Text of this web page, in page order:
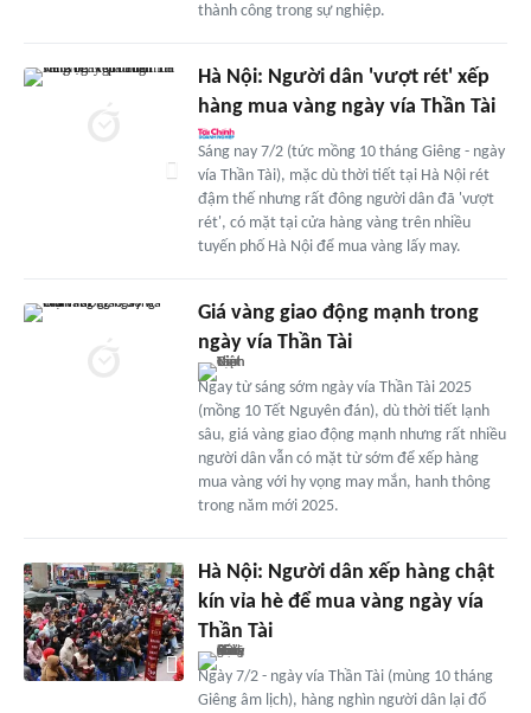
thành công trong sự nghiệp.
Hà Nội: Người dân 'vượt rét' xếp
hàng mua vàng ngày vía Thần Tài
Sáng nay 7/2 (tức mồng 10 tháng Giêng - ngày
vía Thần Tài), mặc dù thời tiết tại Hà Nội rét
đậm thế nhưng rất đông người dân đã 'vượt
rét', có mặt tại cửa hàng vàng trên nhiều
tuyến phố Hà Nội để mua vàng lấy may.
Giá vàng giao động mạnh trong
ngày vía Thần Tài
Ngay từ sáng sớm ngày vía Thần Tài 2025
(mồng 10 Tết Nguyên đán), dù thời tiết lạnh
sâu, giá vàng giao động mạnh nhưng rất nhiều
người dân vẫn có mặt từ sớm để xếp hàng
mua vàng với hy vọng may mắn, hanh thông
trong năm mới 2025.
Hà Nội: Người dân xếp hàng chật
kín vỉa hè để mua vàng ngày vía
Thần Tài
Ngày 7/2 - ngày vía Thần Tài (mùng 10 tháng
Giêng âm lịch), hàng nghìn người dân lại đổ